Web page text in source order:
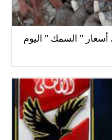
أسعار ” السمك ” اليوم